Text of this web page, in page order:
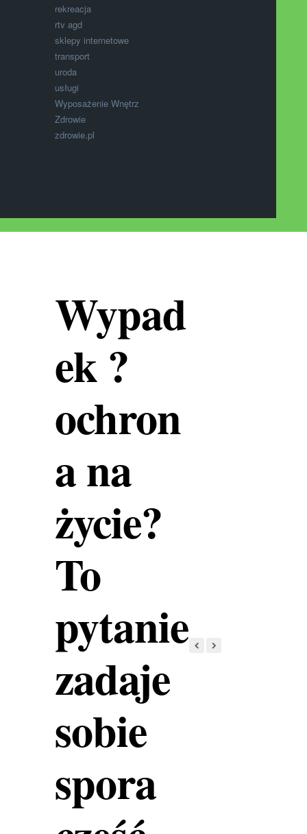
rekreacja
rtv agd
sklepy internetowe
transport
uroda
usługi
Wyposażenie Wnętrz
Zdrowie
zdrowie.pl
Wypad
ek ?
ochron
a na
życie?
To
pytanie
zadaje
sobie
spora